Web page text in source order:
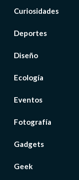
Curiosidades
Deportes
Diseño
Ecología
Eventos
Fotografía
Gadgets
Geek